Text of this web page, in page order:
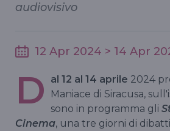
audiovisivo
12 Apr 2024 > 14 Apr
D al 12 al 14 aprile 2024
Maniace di Siracusa,
sono in programma gli
Cinema, una tre giorni di